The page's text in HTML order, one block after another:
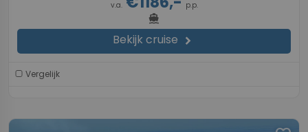
v.a. p.p.
directions_boat
Bekijk cruise chevron_right
Vergelijk